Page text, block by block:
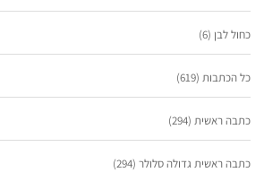
כחול לבן (6)
כל הכתבות (619)
כתבה ראשית (294)
כתבה ראשית גדולה סלולר (294)